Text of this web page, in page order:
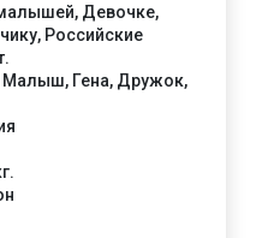
Девочке,
Российские
Малыш, Гена, Дружок,